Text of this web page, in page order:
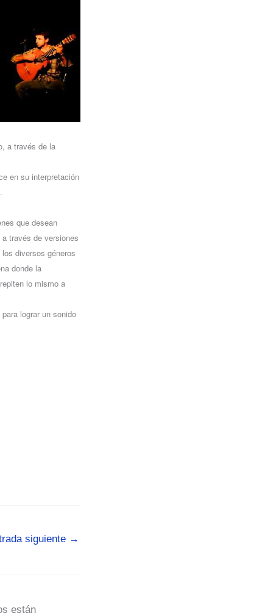
a través de la
en su interpretación
que desean
través de versiones
diversos géneros
donde la
lo mismo a
lograr un sonido
siguiente →
están